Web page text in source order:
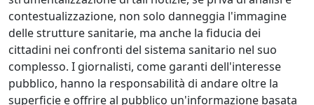
contestualizzazione, non solo danneggia l'immagine
delle strutture sanitarie, ma anche la fiducia dei
cittadini nei confronti del sistema sanitario nel suo
complesso. I giornalisti, come garanti dell'interesse
pubblico, hanno la responsabilità di andare oltre la
superficie e offrire al pubblico un'informazione basata